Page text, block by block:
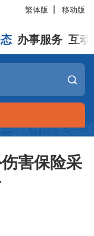
繁体版 移动版
办事服务 互动
害保险采